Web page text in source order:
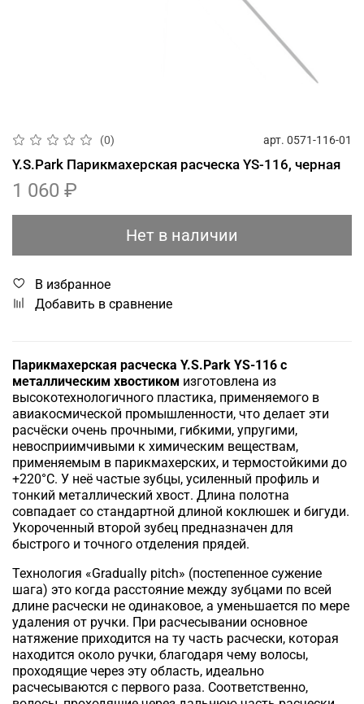
(0) арт. 0571-116-01
Y.S.Park Парикмахерская расческа YS-116, черная
1 060 ₽
Нет в наличии
В избранное
Добавить в сравнение
Парикмахерская расческа Y.S.Park YS-116 с
металлическим хвостиком изготовлена из
высокотехнологичного пластика, применяемого в
авиакосмической промышленности, что делает эти
расчёски очень прочными, гибкими, упругими,
невосприимчивыми к химическим веществам,
применяемым в парикмахерских, и термостойкими до
+220°С. У неё частые зубцы, усиленный профиль и
тонкий металлический хвост. Длина полотна
совпадает со стандартной длиной коклюшек и бигуди.
Укороченный второй зубец предназначен для
быстрого и точного отделения прядей.
Технология «Gradually pitch» (постепенное сужение
шага) это когда расстояние между зубцами по всей
длине расчески не одинаковое, а уменьшается по мере
удаления от ручки. При расчесывании основное
натяжение приходится на ту часть расчески, которая
находится около ручки, благодаря чему волосы,
проходящие через эту область, идеально
расчесываются с первого раза. Соответственно,